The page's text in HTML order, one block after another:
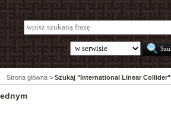
Strona główna > Szukaj "International Linear Collider"